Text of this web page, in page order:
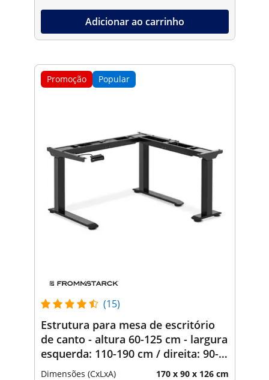
Adicionar ao carrinho
Promoção Popular
(15)
Estrutura para mesa de escritório
de canto - altura 60-125 cm - largura
esquerda: 110-190 cm / direita: 90-
150 cm - ângulo 90° - 150 kg
Dimensões (CxLxA) 170 x 90 x 126 cm